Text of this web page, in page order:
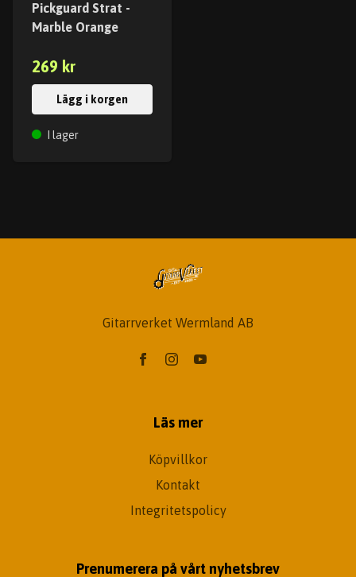
Pickguard Strat -
Marble Orange
269 kr
Lägg i korgen
I lager
Gitarrverket Wermland AB
Läs mer
Köpvillkor
Kontakt
Integritetspolicy
Prenumerera på vårt nyhetsbrev